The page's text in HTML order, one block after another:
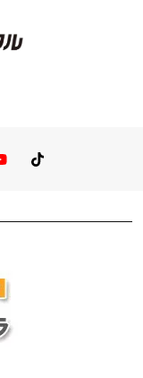
You TubeTikTok